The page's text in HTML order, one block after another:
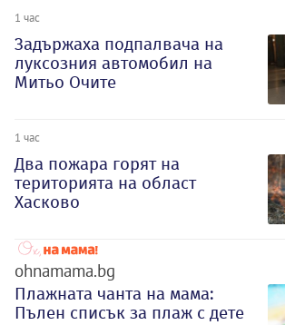
1 час
Задържаха подпалвача на
луксозния автомобил на
Митьо Очите
1 час
Два пожара горят на
територията на област
Хасково
ohnamama.bg
Плажната чанта на мама:
Пълен списък за плаж с дете